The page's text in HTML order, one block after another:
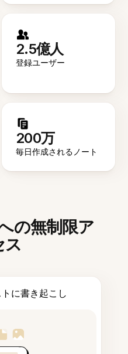
2.5億人
登録ユーザー
200万
毎日作成されるノート
の無制限ア
ス
に書き起こし